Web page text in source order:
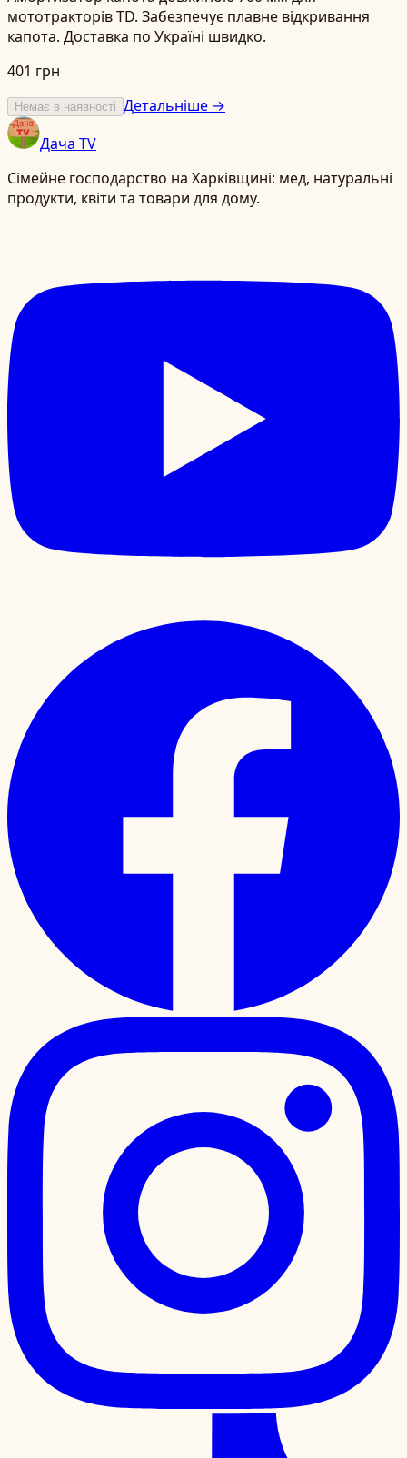
мототракторів TD. Забезпечує плавне відкривання
капота. Доставка по Україні швидко.
401 грн
Немає в наявності Детальніше →
Дача TV
Сімейне господарство на Харківщині: мед, натуральні
продукти, квіти та товари для дому.